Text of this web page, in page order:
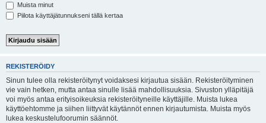
Muista minut
Piilota käyttäjätunnukseni tällä kertaa
REKISTERÖIDY
Sinun tulee olla rekisteröitynyt voidaksesi kirjautua sisään. Rekisteröityminen
vie vain hetken, mutta antaa sinulle lisää mahdollisuuksia. Sivuston ylläpitäjä
voi myös antaa erityisoikeuksia rekisteröityneille käyttäjille. Muista lukea
käyttöehtomme ja siihen liittyvät käytännöt ennen kirjautumista. Muista myös
lukea keskustelufoorumin säännöt.